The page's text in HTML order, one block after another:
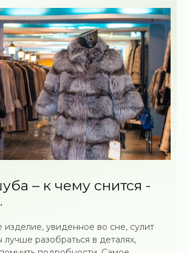
– к чему снится -
увиденное во сне, сулит
разобраться в деталях,